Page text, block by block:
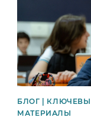
БЛОГ |
МАТЕРИАЛЫ